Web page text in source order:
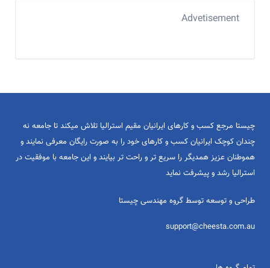
Advetisement
چیستا مرجع کسب و کارهای ایرانیان مقیم استرالیا تلاش میکند تا جامعه نه
چندان کوچک ایرانیان کسب و کارهای خود را به صورت رایگان معرفی نمایند و
هموطنان عزیز همدیگر را سریع تر و راحت تر بیایند و این جامعه با موفقیت در
استرالیا رشد و پیشرفت نماید
طراحی و توسعه توسط گروه مهندسی چیستا
support@cheesta.com.au